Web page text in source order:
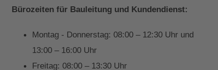
Bürozeiten für Bauleitung und Kundendienst:
Montag - Donnerstag: 08:00 – 12:30 Uhr und
13:00 – 16:00 Uhr
Freitag: 08:00 – 13:30 Uhr